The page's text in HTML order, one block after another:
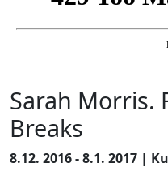
Sarah Morris.
Breaks
8.12. 2016 - 8.1. 2017 |